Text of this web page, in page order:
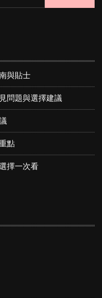
與貼士
問題與選擇建議
點
擇一次看